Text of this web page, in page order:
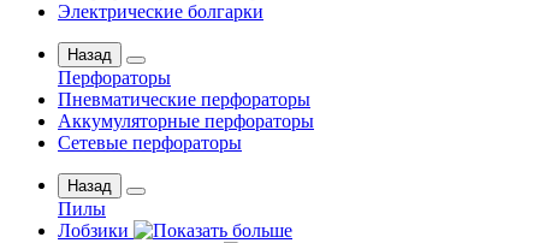
Электрические болгарки
Назад
Перфораторы
Пневматические перфораторы
Аккумуляторные перфораторы
Сетевые перфораторы
Назад
Пилы
Лобзики